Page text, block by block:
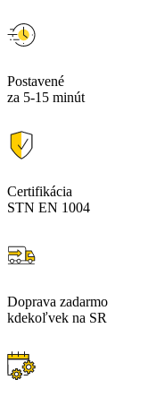
Postavené
za 5-15 minút
Certifikácia
STN EN 1004
Doprava zadarmo
kdekoľvek na SR